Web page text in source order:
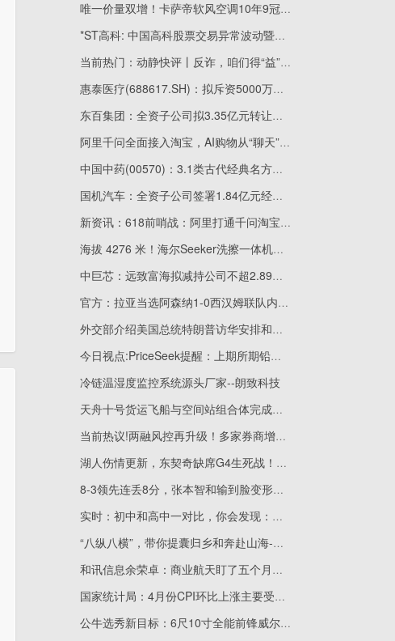
唯一价量双增！卡萨帝软风空调10年9冠再领跑
*ST高科: 中国高科股票交易异常波动暨风险提示公告 焦点简讯
当前热门：动静快评丨反诈，咱们得“益”起上心
惠泰医疗(688617.SH)：拟斥资5000万元至1亿元回购股份|当前热议
东百集团：全资子公司拟3.35亿元转让烜达丰胜100%股权 最新
阿里千问全面接入淘宝，AI购物从“聊天”迈入“办事”时代_快看点
中国中药(00570)：3.1类古代经典名方中药复方制剂-芍药甘草汤颗粒及桃核承气汤颗粒获批上市 观点
国机汽车：全资子公司签署1.84亿元经营合同_速递
新资讯：618前哨战：阿里打通千问淘宝，AI电商竞争加速
海拔 4276 米！海尔Seeker洗擦一体机硬核清洁守护科研净土
中巨芯：远致富海拟减持公司不超2.89%股份 当前热讯
官方：拉亚当选阿森纳1-0西汉姆联队内最佳球员 短讯
外交部介绍美国总统特朗普访华安排和中方期待
今日视点:PriceSeek提醒：上期所期铅库存增加 铅价影响分析
冷链温湿度监控系统源头厂家--朗致科技
天舟十号货运飞船与空间站组合体完成交会对接
当前热议!两融风控再升级！多家券商增设“即时平仓线”，部分要求半天完成补仓
湖人伤情更新，东契奇缺席G4生死战！雷霆剑指横扫老詹必夺冠铁律
8-3领先连丢8分，张本智和输到脸变形！赛后沮丧发声，日媒也怂了 每日信息
实时：初中和高中一对比，你会发现：初中成绩好，高中掉队的概率真不小
“八纵八横”，带你提囊归乡和奔赴山海-每日精选
和讯信息余荣卓：商业航天盯了五个月，逻辑在兑现
国家统计局：4月份CPI环比上涨主要受能源和出行服务价格上涨影响-速讯
公牛选秀新目标：6尺10寸全能前锋威尔逊 观点